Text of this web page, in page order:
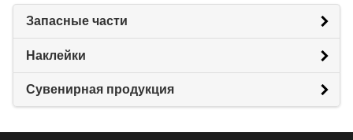
Запасные части
Наклейки
Сувенирная продукция